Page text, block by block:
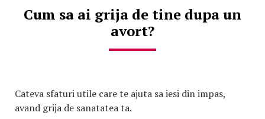
Cum sa ai grija de tine dupa un
avort?
Cateva sfaturi utile care te ajuta sa iesi din impas,
avand grija de sanatatea ta.